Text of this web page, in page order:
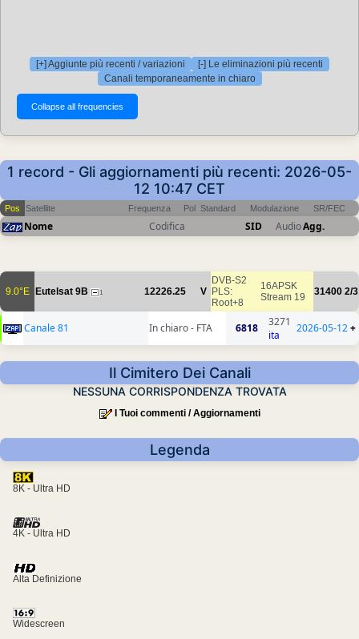
[+] Aggiunte più recenti / variazioni
[-] Le eliminazioni più recenti
Canali temporaneamente in chiaro
1 record - Gli aggiornamenti più recenti: 2026-05-
12 10:47 CET
Pos Satellite Frequenza Pol Standard Modulazione SR/FEC
Nome Codifica SID AudioAgg.
9.0°E Eutelsat 9B 1 12226.25 V
DVB-S2
PLS:
Root+8
16APSK
Stream 19
31400 2/3
Canale 81 In chiaro - FTA 6818
3271
ita
2026-05-12+
Il Cimitero Dei Canali
NESSUNA CORRISPONDENZA TROVATA
I Tuoi commenti / Aggiornamenti
Legenda
8K - Ultra HD
4K - Ultra HD
Alta Definizione
Widescreen